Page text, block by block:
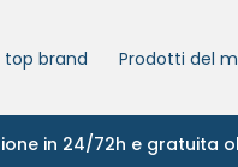
top brand Prodotti del
in 24/72h e gratuita